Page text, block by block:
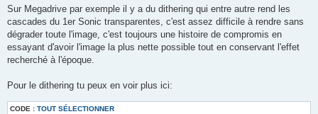
Sur Megadrive par exemple il y a du dithering qui entre autre rend les
cascades du 1er Sonic transparentes, c'est assez difficile à rendre sans
dégrader toute l'image, c'est toujours une histoire de compromis en
essayant d'avoir l'image la plus nette possible tout en conservant l'effet
recherché à l'époque.
Pour le dithering tu peux en voir plus ici:
CODE : TOUT SÉLECTIONNER